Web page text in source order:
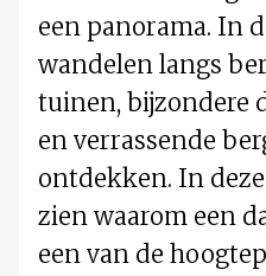
een panorama. In
wandelen langs
tuinen, bijzondere
en verrassende
ontdekken. In
zien waarom een
een van de